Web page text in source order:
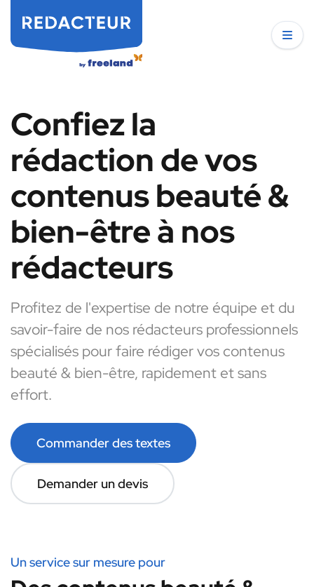
Confiez la
rédaction de vos
contenus beauté &
bien-être à nos
rédacteurs
Profitez de l'expertise de notre équipe et du
savoir-faire de nos rédacteurs professionnels
spécialisés pour faire rédiger vos contenus
beauté & bien-être, rapidement et sans
effort.
Commander des textes
Demander un devis
Un service sur mesure pour